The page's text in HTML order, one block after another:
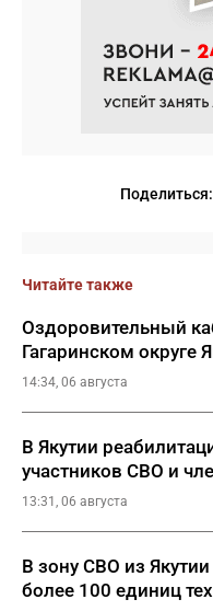
Поделиться:
Читайте также
Оздоровительный
Гагаринском округе
14:34, 06 августа
В Якутии
участников СВО и
13:31, 06 августа
В зону СВО из
более 100 единиц